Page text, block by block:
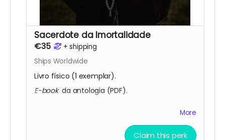
Sacerdote da Imortalidade
€35 +shipping
Ships Worldwide
Livro físico (1 exemplar).
E-book da antologia (PDF).
More
Claim this perk